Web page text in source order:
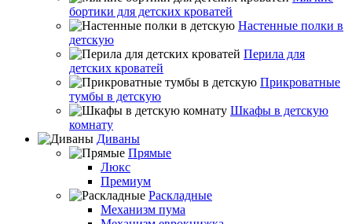
бортики для детских кроватей
Настенные полки в
детскую
Перила для
детских кроватей
Прикроватные
тумбы в детскую
Шкафы в детскую
комнату
Диваны
Прямые
Люкс
Премиум
Раскладные
Механизм пума